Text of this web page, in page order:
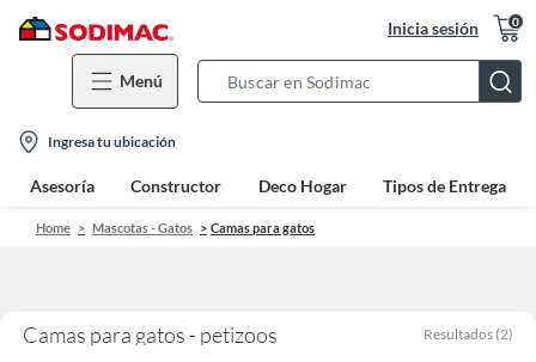
Inicia sesión 0
Menú
Bar
location-
icon
Ingresa tu ubicación
Asesoría Constructor Deco Hogar Tipos de Entrega
Home Mascotas - Gatos Camas para gatos
Camas para gatos - petizoos Resultados (2)